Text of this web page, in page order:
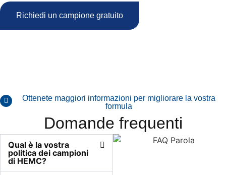
Richiedi un campione gratuito
Ottenete maggiori informazioni per migliorare la vostra
formula
Domande frequenti
Qual è la vostra
politica dei campioni
di HEMC?